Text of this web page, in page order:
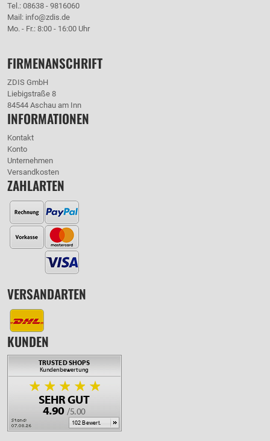
Tel.: 08638 - 9816060
Mail: info@zdis.de
Mo. - Fr.: 8:00 - 16:00 Uhr
FIRMENANSCHRIFT
ZDIS GmbH
Liebigstraße 8
84544 Aschau am Inn
INFORMATIONEN
Kontakt
Konto
Unternehmen
Versandkosten
ZAHLARTEN
VERSANDARTEN
KUNDEN